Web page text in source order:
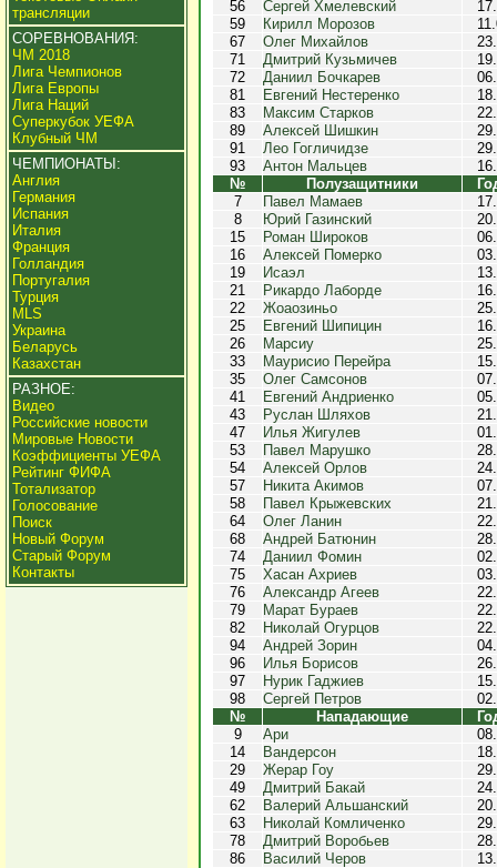
трансляции
СОРЕВНОВАНИЯ:
ЧМ 2018
Лига Чемпионов
Лига Европы
Лига Наций
Суперкубок УЕФА
Клубный ЧМ
ЧЕМПИОНАТЫ:
Англия
Германия
Испания
Италия
Франция
Голландия
Португалия
Турция
MLS
Украина
Беларусь
Казахстан
РАЗНОЕ:
Видео
Российские новости
Мировые Новости
Коэффициенты УЕФА
Рейтинг ФИФА
Тотализатор
Голосование
Поиск
Новый Форум
Старый Форум
Контакты
56
Сергей Хмелевский
59
Кирилл Морозов
67
Олег Михайлов
71
Дмитрий Кузьмичев
72
Даниил Бочкарев
81
Евгений Нестеренко
83
Максим Старков
89
Алексей Шишкин
91
Лео Гогличидзе
93
Антон Мальцев
№
Полузащитники
7
Павел Мамаев
8
Юрий Газинский
15
Роман Широков
16
Алексей Померко
19
Исаэл
21
Рикардо Лаборде
22
Жоаозиньо
25
Евгений Шипицин
26
Марсиу
33
Маурисио Перейра
35
Олег Самсонов
41
Евгений Андриенко
43
Руслан Шляхов
47
Илья Жигулев
53
Павел Марушко
54
Алексей Орлов
57
Никита Акимов
58
Павел Крыжевских
64
Олег Ланин
68
Андрей Батюнин
74
Даниил Фомин
75
Хасан Ахриев
76
Александр Агеев
79
Марат Бураев
82
Николай Огурцов
94
Андрей Зорин
96
Илья Борисов
97
Нурик Гаджиев
98
Сергей Петров
№
Нападающие
9
Ари
14
Вандерсон
29
Жерар Гоу
49
Дмитрий Бакай
62
Валерий Альшанский
63
Николай Комличенко
78
Дмитрий Воробьев
86
Василий Черов